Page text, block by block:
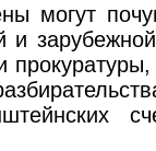
могут
и